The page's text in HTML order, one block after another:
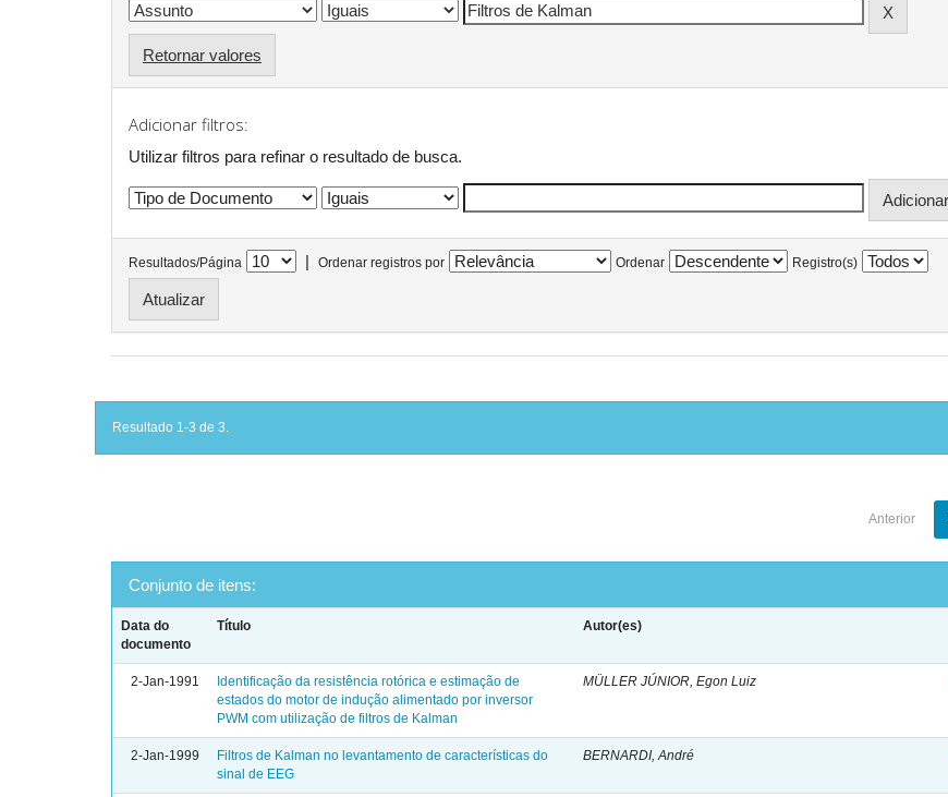
Retornar valores
Adicionar filtros:
Utilizar filtros para refinar o resultado de busca.
Resultados/Página | Ordenar registros por Ordenar Registro(s)
Resultado 1-3 de 3.
Anterior
Conjunto de itens:
Data do
documento
Título Autor(es)
2-Jan-1991
Identificação da resistência rotórica e estimação de
estados do motor de indução alimentado por inversor
PWM com utilização de filtros de Kalman
MÜLLER JÚNIOR, Egon Luiz
2-Jan-1999
Filtros de Kalman no levantamento de características do
sinal de EEG
BERNARDI, André